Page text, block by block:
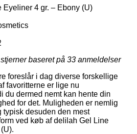
Eyeliner 4 gr. – Ebony (U)
baseret på 33 anmeldelser
foreslår i dag diverse forskellige
favoritterne er lige nu
du dermed nemt kan hente din
for det. Muligheden er nemlig
typisk desuden den mest
ved køb af delilah Gel Line